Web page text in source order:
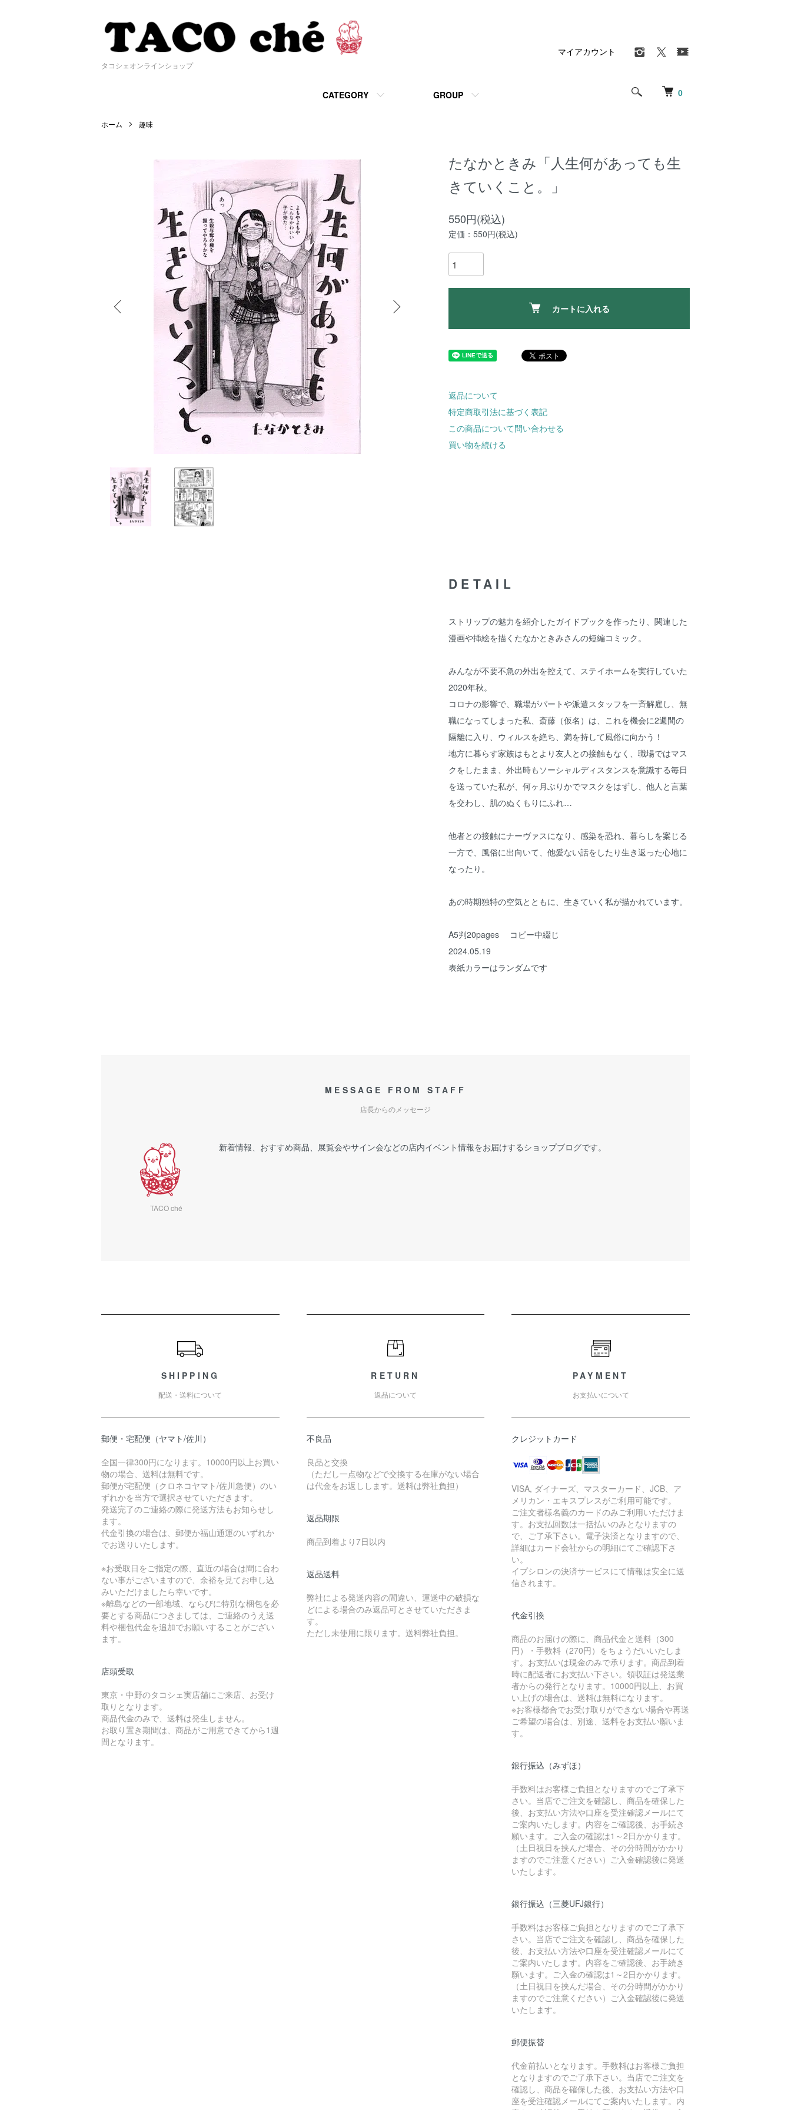
タコシェオンラインショップ
0
CATEGORY GROUP
マイアカウント
ホーム 趣味
たなかときみ「人生何があっても生
きていくこと。」
550円(税込)
定価：550円(税込)
カートに入れる
返品について
特定商取引法に基づく表記
この商品について問い合わせる
買い物を続ける
DETAIL
ストリップの魅力を紹介したガイドブックを作ったり、関連した
漫画や挿絵を描くたなかときみさんの短編コミック。
みんなが不要不急の外出を控えて、ステイホームを実行していた
2020年秋。
コロナの影響で、職場がパートや派遣スタッフを一斉解雇し、無
職になってしまった私、斎藤（仮名）は、これを機会に2週間の
隔離に入り、ウィルスを絶ち、満を持して風俗に向かう！
地方に暮らす家族はもとより友人との接触もなく、職場ではマス
クをしたまま、外出時もソーシャルディスタンスを意識する毎日
を送っていた私が、何ヶ月ぶりかでマスクをはずし、他人と言葉
を交わし、肌のぬくもりにふれ…
他者との接触にナーヴァスになり、感染を恐れ、暮らしを案じる
一方で、風俗に出向いて、他愛ない話をしたり生き返った心地に
なったり。
あの時期独特の空気とともに、生きていく私が描かれています。
A5判20pages コピー中綴じ
2024.05.19
表紙カラーはランダムです
MESSAGE FROM STAFF
店長からのメッセージ
TACO ché
新着情報、おすすめ商品、展覧会やサイン会などの店内イベント情報をお届けするショップブログです。
SHIPPING
配送・送料について
郵便・宅配便（ヤマト/佐川）
全国一律300円になります。10000円以上お買い
物の場合、送料は無料です。
郵便が宅配便（クロネコヤマト/佐川急便）のい
ずれかを当方で選択させていただきます。
発送完了のご連絡の際に発送方法もお知らせし
ます。
代金引換の場合は、郵便か福山通運のいずれか
でお送りいたします。
※お受取日をご指定の際、直近の場合は間に合わ
ない事がございますので、余裕を見てお申し込
みいただけましたら幸いです。
※離島などの一部地域、ならびに特別な梱包を必
要とする商品につきましては、ご連絡のうえ送
料や梱包代金を追加でお願いすることがござい
ます。
店頭受取
東京・中野のタコシェ実店舗にご来店、お受け
取りとなります。
商品代金のみで、送料は発生しません。
お取り置き期間は、商品がご用意できてから1週
間となります。
RETURN
返品について
不良品
良品と交換
（ただし一点物などで交換する在庫がない場合
は代金をお返しします。送料は弊社負担）
返品期限
商品到着より7日以内
返品送料
弊社による発送内容の間違い、運送中の破損な
どによる場合のみ返品可とさせていただきま
す。
ただし未使用に限ります。送料弊社負担。
PAYMENT
お支払いについて
クレジットカード
VISA, ダイナーズ、マスターカード、JCB、ア
メリカン・エキスプレスがご利用可能です。
ご注文者様名義のカードのみご利用いただけま
す。お支払回数は一括払いのみとなりますの
で、ご了承下さい。電子決済となりますので、
詳細はカード会社からの明細にてご確認下さ
い。
イプシロンの決済サービスにて情報は安全に送
信されます。
代金引換
商品のお届けの際に、商品代金と送料（300
円）・手数料（270円）をちょうだいいたしま
す。お支払いは現金のみで承ります。商品到着
時に配送者にお支払い下さい。領収証は発送業
者からの発行となります。10000円以上、お買
い上げの場合は、送料は無料になります。
※お客様都合でお受け取りができない場合や再送
ご希望の場合は、別途、送料をお支払い願いま
す。
銀行振込（みずほ）
手数料はお客様ご負担となりますのでご了承下
さい。当店でご注文を確認し、商品を確保した
後、お支払い方法や口座を受注確認メールにて
ご案内いたします。内容をご確認後、お手続き
願います。ご入金の確認は1～2日かかります。
（土日祝日を挟んだ場合、その分時間がかかり
ますのでご注意ください）ご入金確認後に発送
いたします。
銀行振込（三菱UFJ銀行）
手数料はお客様ご負担となりますのでご了承下
さい。当店でご注文を確認し、商品を確保した
後、お支払い方法や口座を受注確認メールにて
ご案内いたします。内容をご確認後、お手続き
願います。ご入金の確認は1～2日かかります。
（土日祝日を挟んだ場合、その分時間がかかり
ますのでご注意ください）ご入金確認後に発送
いたします。
郵便振替
代金前払いとなります。手数料はお客様ご負担
となりますのでご了承下さい。当店でご注文を
確認し、商品を確保した後、お支払い方法や口
座を受注確認メールにてご案内いたします。内